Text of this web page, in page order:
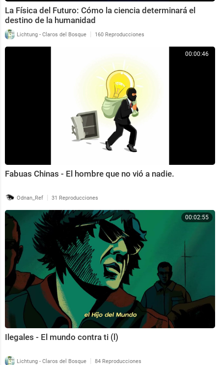
La Física del Futuro: Cómo la ciencia determinará el
destino de la humanidad
Lichtung - Claros del Bosque | 160 Reproducciones
00:00:46
Fabuas Chinas - El hombre que no vió a nadie.
Odnan_Ref | 31 Reproducciones
00:02:55
Ilegales - El mundo contra ti (l)
Lichtung - Claros del Bosque | 84 Reproducciones